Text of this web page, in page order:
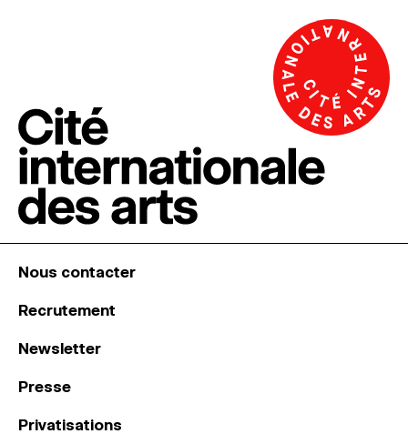
Nous contacter
Recrutement
Newsletter
Presse
Privatisations